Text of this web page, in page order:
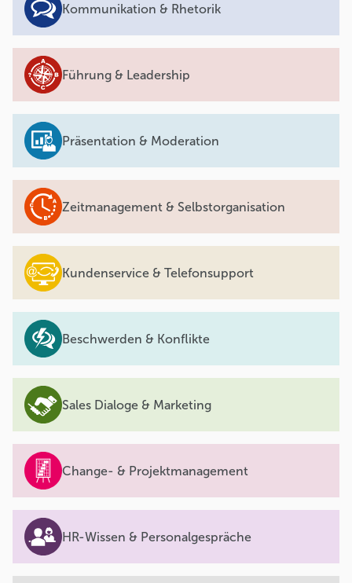
Kommunikation & Rhetorik
Führung & Leadership
Präsentation & Moderation
Zeitmanagement & Selbstorganisation
Kundenservice & Telefonsupport
Beschwerden & Konflikte
Sales Dialoge & Marketing
Change- & Projektmanagement
HR-Wissen & Personalgespräche